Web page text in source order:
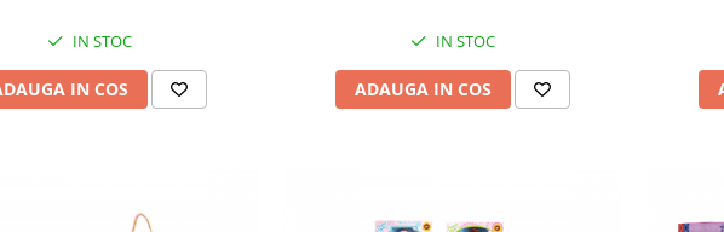
IN STOC
IN COS
IN STOC
ADAUGA IN COS